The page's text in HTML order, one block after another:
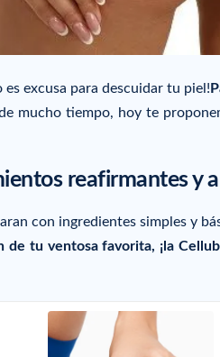
es excusa para descuidar tu piel!
mucho tiempo, hoy te
reafirmantes y
con ingredientes simples y
tu ventosa favorita, ¡la